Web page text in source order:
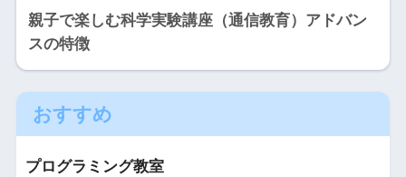
親子で楽しむ科学実験講座（通信教育）アドバン
スの特徴
おすすめ
プログラミング教室